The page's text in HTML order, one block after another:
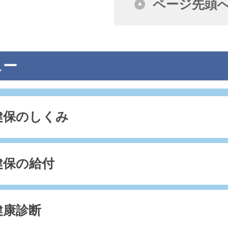
ページ先頭
保のしくみ
保の給付
康診断